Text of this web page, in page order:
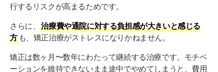
行するリスクが高まるためです。
さらに、治療費や通院に対する負担感が大きいと感じる
方も、矯正治療がストレスになりかねません。
矯正は数ヶ月〜数年にわたって継続する治療です。モチベ
ーションを維持できないまま途中でやめてしまうと、費用